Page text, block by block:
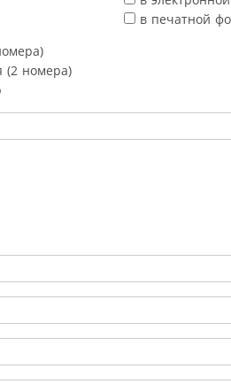
в печатной
(2 номера)